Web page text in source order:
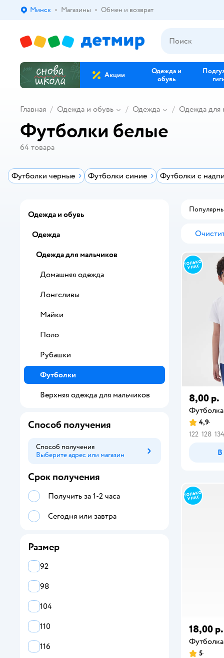
Выбор адреса доставки.
Минск Магазины Обмен и возврат
Акции
Одежда и
обувь
Главная Одежда и обувь Одежда Одежда для
Футболки белые
64 товара
Футболки черные Футболки синие Футболки с
8,00 р.
4,9
122 128 134
В
18,00 р.
5
Одежда и обувь
Одежда
Одежда для мальчиков
Домашняя одежда
Лонгсливы
Майки
Поло
Рубашки
Футболки
Верхняя одежда для мальчиков
Способ получения
Способ получения
Выберите адрес или магазин
Способ получения
Срок получения
Получить за 1-2 часа
Сегодня или завтра
Размер
92
98
104
110
116